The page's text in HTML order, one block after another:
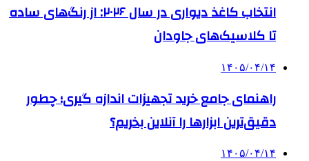
انتخاب کاغذ دیواری در سال ۲۰۲۶: از رنگ‌های ساده
تا کلاسیک‌های جاودان
۱۴۰۵/۰۴/۱۴
راهنمای جامع خرید تجهیزات اندازه گیری؛ چطور
دقیق‌ترین ابزارها را آنلاین بخریم؟
۱۴۰۵/۰۴/۱۴